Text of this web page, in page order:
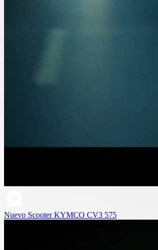
Nuevo Scooter KYMCO CV3 575